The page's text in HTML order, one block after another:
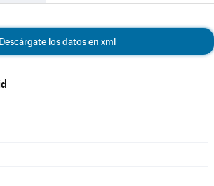
Descárgate los datos en xml